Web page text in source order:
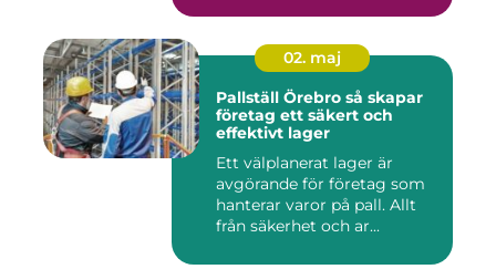
02. maj
Pallställ Örebro så skapar
företag ett säkert och
effektivt lager
Ett välplanerat lager är
avgörande för företag som
hanterar varor på pall. Allt
från säkerhet och ar...